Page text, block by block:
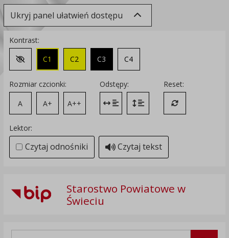
Ukryj panel ułatwień dostępu
Kontrast:
Zmień kontrast na domyślny
C1 C2 C3 C4
Rozmiar czcionki:
A
A+ A++
Odstępy:
Zmień odstęp między literami
Zmień interlinię i margines
Reset:
Przywróć
Lektor:
Czytaj odnośniki Czytaj tekst
Starostwo Powiatowe w
Świeciu